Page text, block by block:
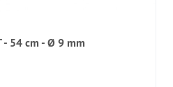
- 54 cm - Ø 9 mm